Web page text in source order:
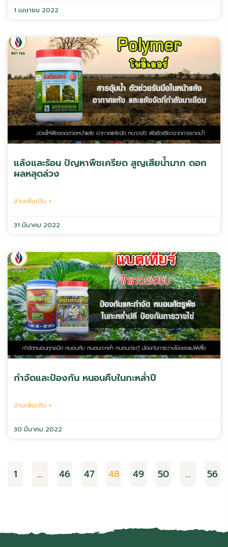
1 เมษายน 2022
แล้งและร้อน ปัญหาพืชเครียด สูญเสียน้ำมาก ดอก
ผลหลุดล่วง
อ่านเพิ่มเติม »
31 มีนาคม 2022
กำจัดและป้องกัน หนอนคืบในกะหล่ำปี
อ่านเพิ่มเติม »
30 มีนาคม 2022
1 … 46 47 48 49 50 … 56